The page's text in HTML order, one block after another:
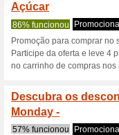
básicos
frios,
vários